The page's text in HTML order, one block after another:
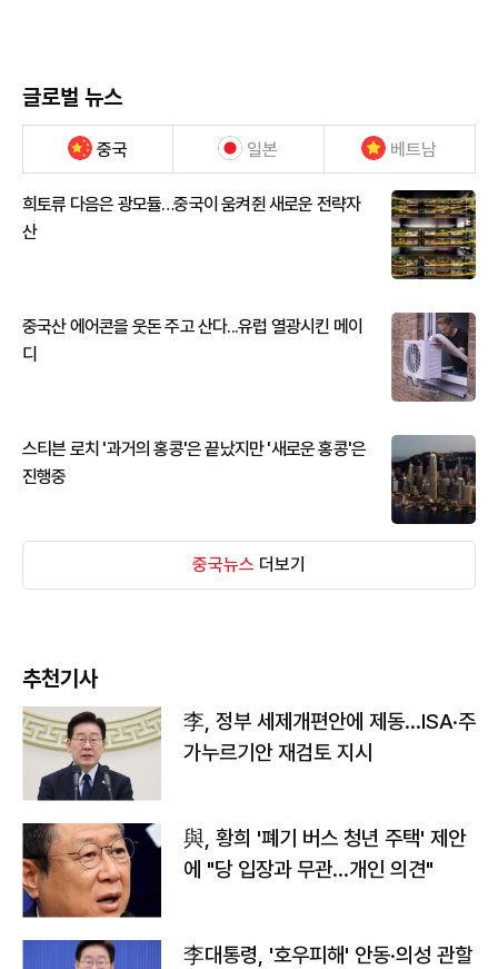
글로벌 뉴스
중국 일본 베트남
희토류 다음은 광모듈…중국이 움켜쥔 새로운 전략자
산
중국산 에어콘을 웃돈 주고 산다...유럽 열광시킨 메이
디
스티븐 로치 '과거의 홍콩'은 끝났지만 '새로운 홍콩'은
진행중
중국뉴스 더보기
추천기사
李, 정부 세제개편안에 제동…ISA·주
가누르기안 재검토 지시
與, 황희 '폐기 버스 청년 주택' 제안
에 "당 입장과 무관…개인 의견"
李대통령, '호우피해' 안동·의성 관할